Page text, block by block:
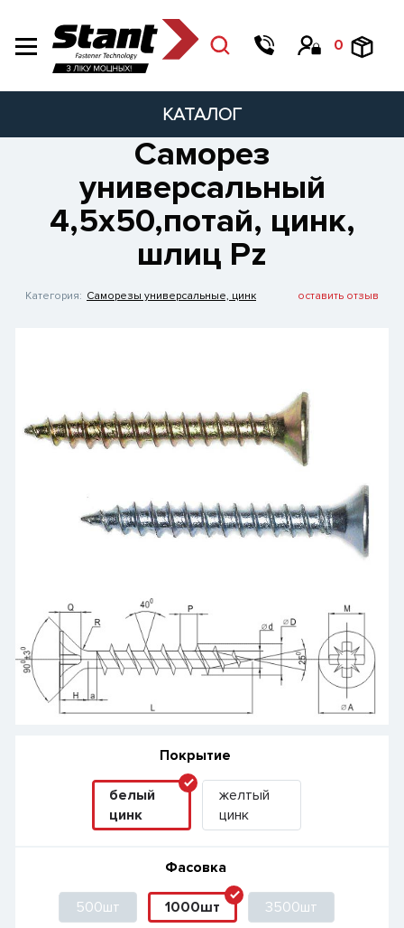
0
КАТАЛОГ
Саморез
универсальный
4,5х50,потай, цинк,
шлиц Pz
Категория: Саморезы универсальные, цинк оставить отзыв
Покрытие
белый
цинк
желтый
цинк
Фасовка
500шт 1000шт 3500шт